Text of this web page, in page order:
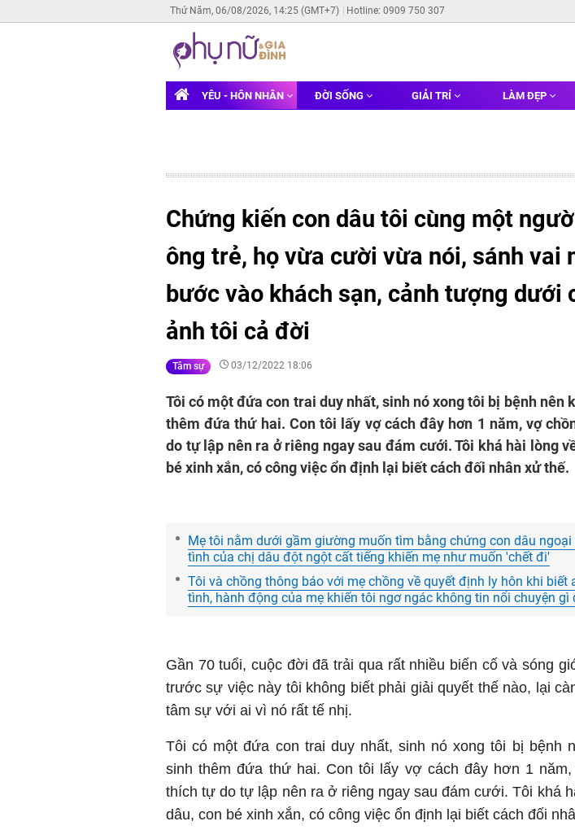
Thứ Năm, 06/08/2026, 14:25 (GMT+7) Hotline: 0909 750 307
YÊU - HÔN NHÂN ĐỜI SỐNG GIẢI TRÍ LÀM ĐẸP
Chứng kiến con dâu tôi cùng một
ông trẻ, họ vừa cười vừa nói, sánh vai
bước vào khách sạn, cảnh tượng dưới
ảnh tôi cả đời
Tâm sự 03/12/2022 18:06
Tôi có một đứa con trai duy nhất, sinh nó xong tôi bị bệnh nên
thêm đứa thứ hai. Con tôi lấy vợ cách đây hơn 1 năm, vợ
do tự lập nên ra ở riêng ngay sau đám cưới. Tôi khá hài lòng
bé xinh xắn, có công việc ổn định lại biết cách đối nhân xử thế.
Mẹ tôi nằm dưới gầm giường muốn tìm bằng chứng con dâu
tình của chị dâu đột ngột cất tiếng khiến mẹ như muốn 'chết đi'
Tôi và chồng thông báo với mẹ chồng về quyết định ly hôn khi biết
tình, hành động của mẹ khiến tôi ngơ ngác không tin nổi chuyện gì
Gần 70 tuổi, cuộc đời đã trải qua rất nhiều biến cố và sóng
trước sự việc này tôi không biết phải giải quyết thế nào, lại
tâm sự với ai vì nó rất tế nhị.
Tôi có một đứa con trai duy nhất, sinh nó xong tôi bị bệnh
sinh thêm đứa thứ hai. Con tôi lấy vợ cách đây hơn 1
thích tự do tự lập nên ra ở riêng ngay sau đám cưới. Tôi khá
dâu, con bé xinh xắn, có công việc ổn định lại biết cách đối